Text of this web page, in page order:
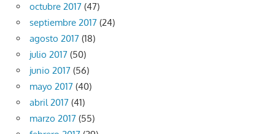
octubre 2017 (47)
septiembre 2017 (24)
agosto 2017 (18)
julio 2017 (50)
junio 2017 (56)
mayo 2017 (40)
abril 2017 (41)
marzo 2017 (55)